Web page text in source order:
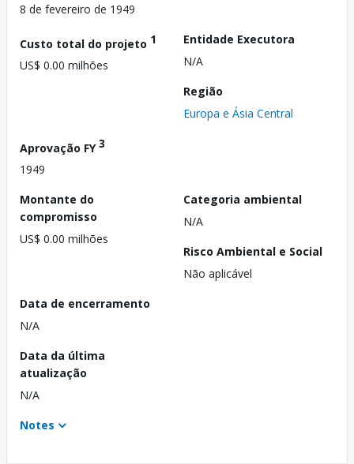
8 de fevereiro de 1949
Custo total do projeto 1
US$ 0.00 milhões
Entidade Executora
N/A
Região
Europa e Ásia Central
Aprovação FY3
1949
Montante do
compromisso
US$ 0.00 milhões
Categoria ambiental
N/A
Risco Ambiental e Social
Não aplicável
Data de encerramento
N/A
Data da última
atualização
N/A
Notes